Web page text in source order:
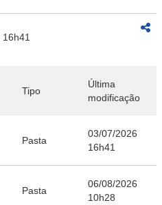
Tipo
Última
modificação
Pasta
03/07/2026
16h41
Pasta
06/08/2026
10h28